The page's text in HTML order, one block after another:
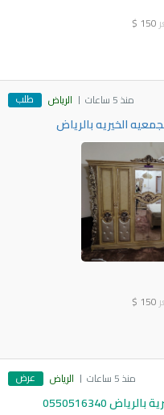
150
$
منذ 5 ساعات الرياض طلب
الخيريه بالرياض
150
$
منذ 5 ساعات الرياض عرض
0550516340